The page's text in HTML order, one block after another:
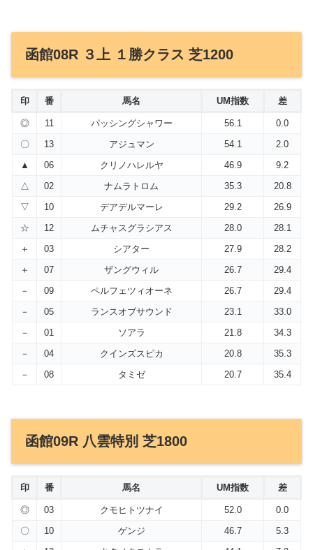
函館08R ３上 １勝クラス 芝1200
印 番 馬名 UM指数 差
◎ 11 パッシングシャワー 56.1
0.0
〇
13 アジュマン 54.1
2.0
▲
06 クリノハレルヤ 46.9
9.2
△
02 ナムラトロム 35.3
20.8
▽
10 デアデルマーレ 29.2
26.9
☆
12 ムチャスグラシアス 28.0
28.1
＋
03 シアター 27.9
28.2
＋
07 ザングウィル 26.7
29.4
－
09 ペルフェツィオーネ 26.7
29.4
－
05 ランスオブサウンド 23.1
33.0
－
01 ソアラ 21.8
34.3
－
04 クインズスピカ 20.8
35.3
－
08 タミゼ 20.7 35.4
函館09R 八雲特別 芝1800
印 番 馬名 UM指数 差
◎ 03 クモヒトツナイ 52.0
0.0
〇
10 ゲンジ 46.7
5.3